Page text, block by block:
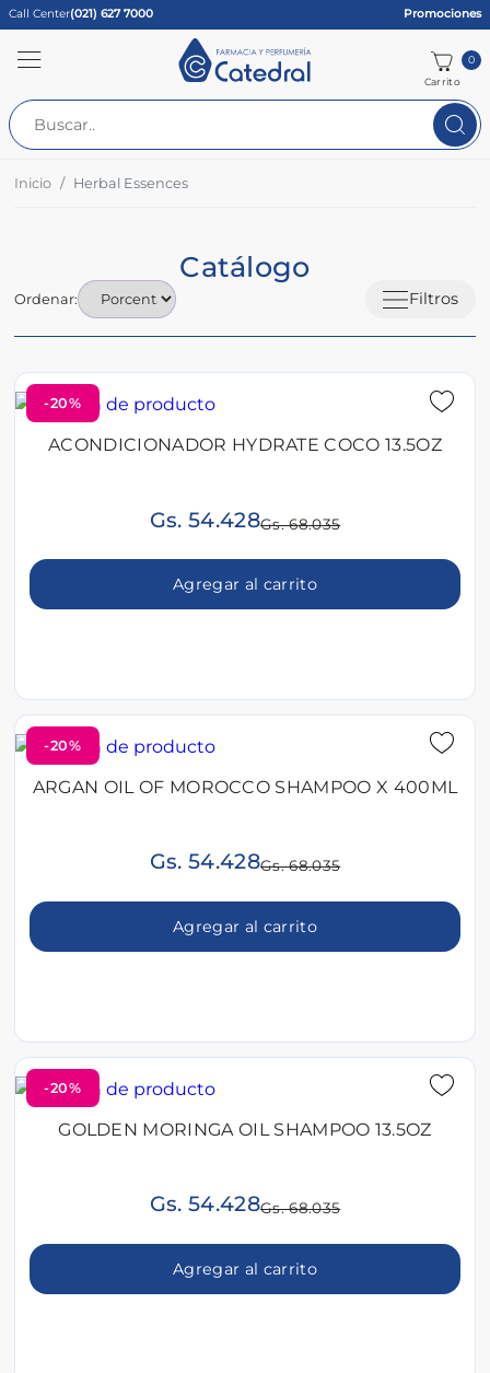
Call Center(021) 627 7000 Promociones
Carrito
0
Inicio Herbal Essences
Catálogo
Filtros
Ordenar:
-20%
ACONDICIONADOR HYDRATE COCO 13.5OZ
Gs. 54.428Gs. 68.035
Agregar al carrito
-20%
ARGAN OIL OF MOROCCO SHAMPOO X 400ML
Gs. 54.428Gs. 68.035
Agregar al carrito
-20%
GOLDEN MORINGA OIL SHAMPOO 13.5OZ
Gs. 54.428Gs. 68.035
Agregar al carrito